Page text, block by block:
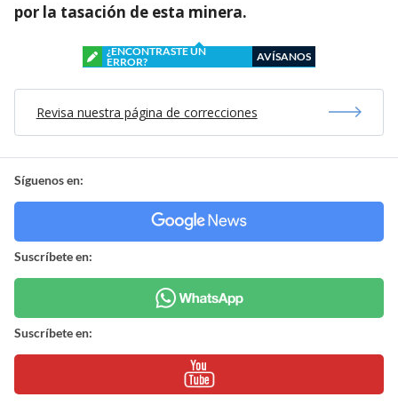
por la tasación de esta minera.
¿ENCONTRASTE UN
ERROR?
AVÍSANOS
Revisa nuestra página de correcciones
Síguenos en:
Suscríbete en:
Suscríbete en: